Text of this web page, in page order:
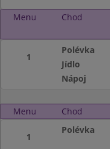
Menu Chod
1
Polévka
Jídlo
Nápoj
Menu Chod
1
Polévka